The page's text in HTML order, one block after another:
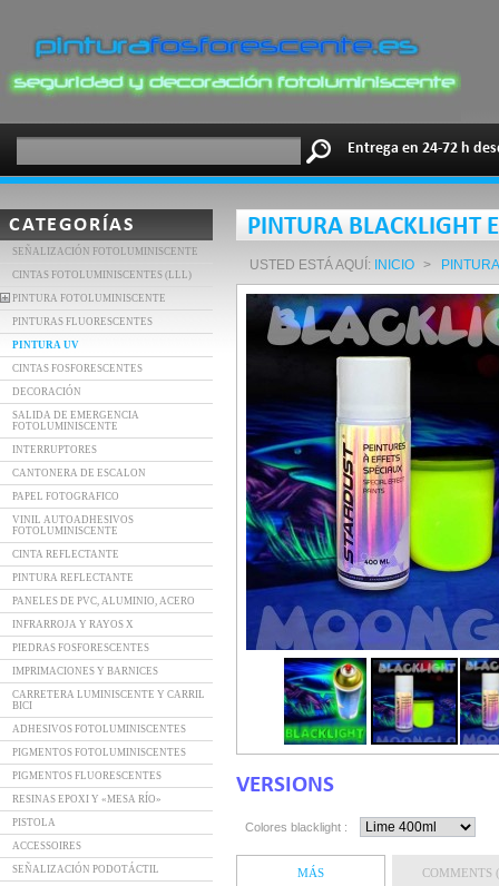
Entrega en 24-72 h
CATEGORÍAS
SEÑALIZACIÓN FOTOLUMINISCENTE
CINTAS FOTOLUMINISCENTES (LLL)
PINTURA FOTOLUMINISCENTE
PINTURAS FLUORESCENTES
PINTURA UV
CINTAS FOSFORESCENTES
DECORACIÓN
SALIDA DE EMERGENCIA
FOTOLUMINISCENTE
INTERRUPTORES
CANTONERA DE ESCALON
PAPEL FOTOGRAFICO
VINIL AUTOADHESIVOS
FOTOLUMINISCENTE
CINTA REFLECTANTE
PINTURA REFLECTANTE
PANELES DE PVC, ALUMINIO, ACERO
INFRARROJA Y RAYOS X
PIEDRAS FOSFORESCENTES
IMPRIMACIONES Y BARNICES
CARRETERA LUMINISCENTE Y CARRIL
BICI
ADHESIVOS FOTOLUMINISCENTES
PIGMENTOS FOTOLUMINISCENTES
PIGMENTOS FLUORESCENTES
RESINAS EPOXI Y «MESA RÍO»
PISTOLA
ACCESSOIRES
SEÑALIZACIÓN PODOTÁCTIL
PINTURA BLACKLIGHT
USTED ESTÁ AQUÍ: INICIO >
VERSIONS
Colores blacklight :
MÁS COMMENTS